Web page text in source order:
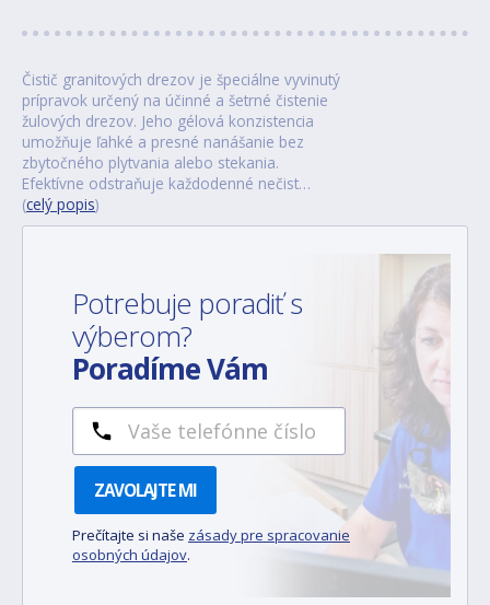
Čistič granitových drezov je špeciálne vyvinutý
prípravok určený na účinné a šetrné čistenie
žulových drezov. Jeho gélová konzistencia
umožňuje ľahké a presné nanášanie bez
zbytočného plytvania alebo stekania.
Efektívne odstraňuje každodenné nečist…
(celý popis)
Potrebuje poradiť s
výberom?
Poradíme Vám
ZAVOLAJTE MI
Prečítajte si naše zásady pre spracovanie
osobných údajov.